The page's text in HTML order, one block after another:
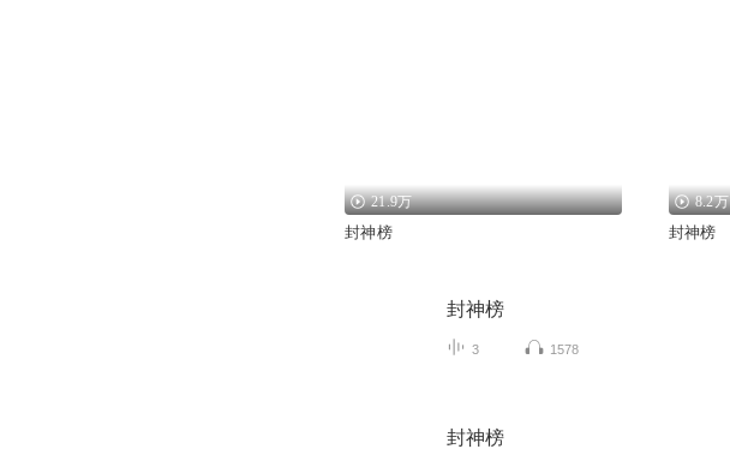
21.9万
封神榜
8.2万
封神榜
封神榜
3 1578
封神榜